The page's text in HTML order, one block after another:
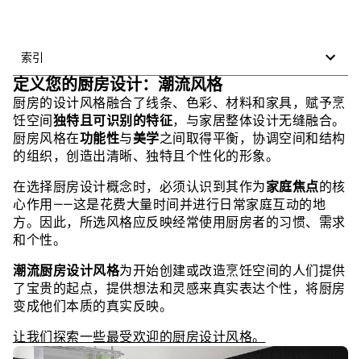
索引
定义您的厨房设计：潮流风格
厨房的设计风格融合了线条、色彩、材料和家具，赋予烹
饪空间独特且可识别的特征，与家居整体设计无缝融合。
厨房风格在功能性与美学之间取得平衡，协调空间和结构
的组织，创造出清晰、独特且个性化的形象。
在选择厨房设计概念时，必须认识到其作为家庭焦点的核
心作用——这是花费大量时间并进行日常家庭互动的地
方。因此，所选风格应反映经常使用厨房者的习惯、需求
和个性。
潮流厨房设计风格为开始创建或改造烹饪空间的人们提供
了宝贵的起点，提供想法和灵感来真实表达个性，将厨房
变成他们本质的真实反映。
让我们探索一些最受欢迎的厨房设计风格。